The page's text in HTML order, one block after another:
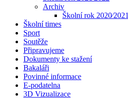
Archiv
Školní rok 2020⁄2021
Školní times
Sport
Soutěže
Připravujeme
Dokumenty ke stažení
Bakaláři
Povinné informace
E-podatelna
3D Vizualizace